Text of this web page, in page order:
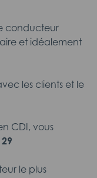
conducteur
et idéalement
les clients et le
CDI, vous
le plus